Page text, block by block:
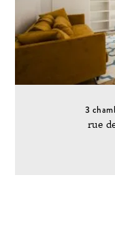
3
rue